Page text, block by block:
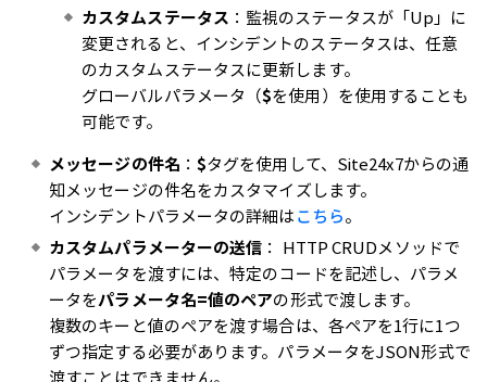
カスタムステータス ：監視のステータスが「Up」に
変更されると、インシデントのステータスは、任意
のカスタムステータスに更新します。
グローバルパラメータ（$を使用）を使用することも
可能です。
メッセージの件名 ： $タグを使用して、Site24x7からの通
知メッセージの件名をカスタマイズします。
インシデントパラメータの詳細はこちら。
カスタムパラメーターの送信 ： HTTP CRUDメソッドで
パラメータを渡すには、特定のコードを記述し、パラメ
ータをパラメータ名=値のペアの形式で渡します。
複数のキーと値のペアを渡す場合は、各ペアを1行に1つ
ずつ指定する必要があります。パラメータをJSON形式で